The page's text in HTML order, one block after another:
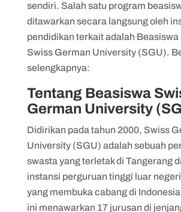
sendiri. Salah satu program
ditawarkan secara langsung oleh
pendidikan terkait adalah Beasiswa
Swiss German University (SGU).
selengkapnya:
Tentang Beasiswa
German University
Didirikan pada tahun 2000, Swiss
University (SGU) adalah sebuah
swasta yang terletak di Tangerang
instansi perguruan tinggi luar
yang membuka cabang di
ini menawarkan 17 jurusan di